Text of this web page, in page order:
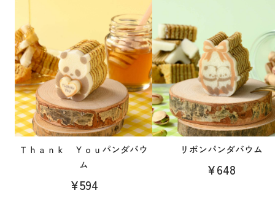
Ｔｈａｎｋ Ｙｏｕパンダバウ
ム
¥594
リボンパンダバウム
¥648